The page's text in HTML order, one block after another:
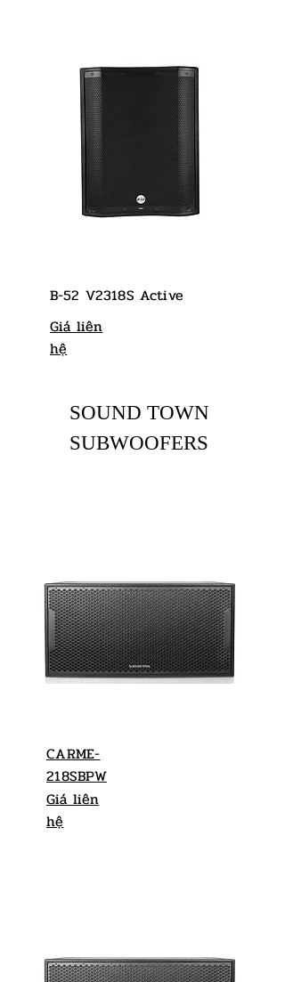
Giá liên
hệ
B-52 V2318S Active
Giá liên
hệ
SOUND TOWN
SUBWOOFERS
CARME-
218SBPW
Giá liên
hệ